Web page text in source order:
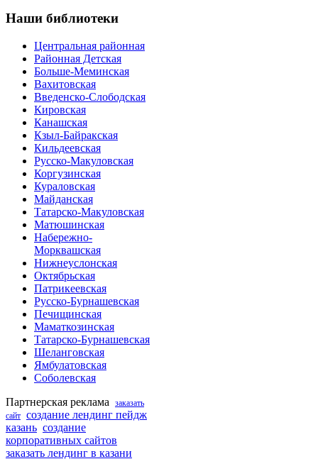
Наши библиотеки
Центральная районная
Районная Детская
Больше-Меминская
Вахитовская
Введенско-Слободская
Кировская
Канашская
Кзыл-Байракская
Кильдеевская
Русско-Макуловская
Коргузинская
Кураловская
Майданская
Татарско-Макуловская
Матюшинская
Набережно-
Морквашская
Нижнеуслонская
Октябрьская
Патрикеевская
Русско-Бурнашевская
Печищинская
Маматкозинская
Татарско-Бурнашевская
Шеланговская
Ямбулатовская
Соболевская
Партнерская реклама
заказать
сайт создание лендинг пейдж
казань создание
корпоративных сайтов
заказать лендинг в казани